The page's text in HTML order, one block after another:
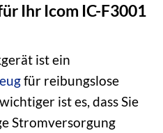
Ihr Icom IC-F3001
ist ein
für reibungslose
ist es, dass Sie
Stromversorgung